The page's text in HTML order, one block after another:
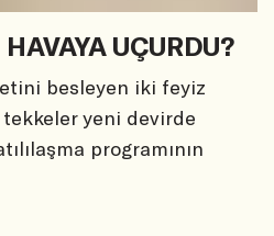
UÇURDU?
besleyen iki feyiz
yeni devirde
programının